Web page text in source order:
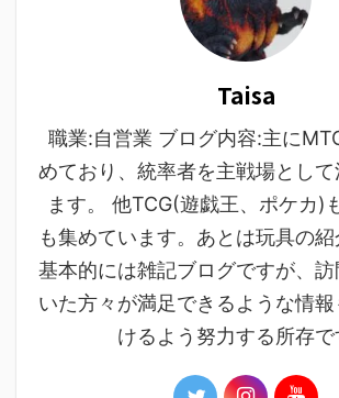
Taisa
職業:自営業 ブログ内容:主に
めており、統率者を主戦場として
ます。 他TCG(遊戯王、ポケカ)
も集めています。あとは玩具の紹
基本的には雑記ブログですが、
いた方々が満足できるような情
けるよう努力する所存で